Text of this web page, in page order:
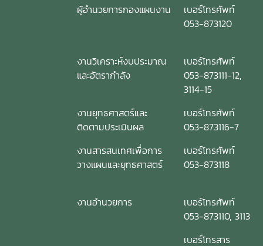
ผู้อำนวยการกองแผนงาน
เบอร์โทรศัพท์
053-873120
งานวิเคราะห์งบประมาณ
และอัตรากำลัง
เบอร์โทรศัพท์
053-873111-12,
3114-15
งานยุทธศาสตร์และ
ติดตามประเมินผล
เบอร์โทรศัพท์
053-873116-7
งานสารสนเทศเพื่อการ
วางแผนและยุทธศาสตร์
เบอร์โทรศัพท์
053-873118
งานอำนวยการ
เบอร์โทรศัพท์
053-873110, 3113
เบอร์โทรสาร